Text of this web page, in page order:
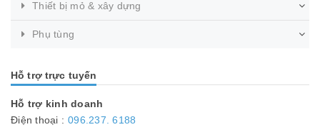
Thiết bị mỏ & xây dựng
Phụ tùng
Hỗ trợ trực tuyến
Hỗ trợ kinh doanh
Điện thoại : 096.237. 6188